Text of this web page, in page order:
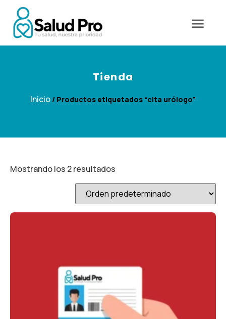
Tienda
Inicio / Productos etiquetados “cita urólogo”
Mostrando los 2 resultados